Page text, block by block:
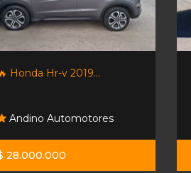
Honda Hr-v 2019...
Andino Automotores
28.000.000